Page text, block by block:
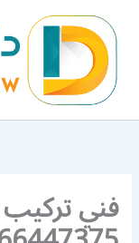
المحتوى
فني